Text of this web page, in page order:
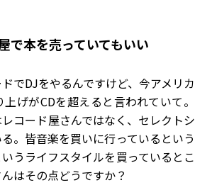
で本を売っていてもいい
でDJをやるんですけど、今アメリカ
げがCDを超えると言われていて。
コード屋さんではなく、セレクトシ
。皆音楽を買いに行っているという
うライフスタイルを買っているとこ
はその点どうですか？